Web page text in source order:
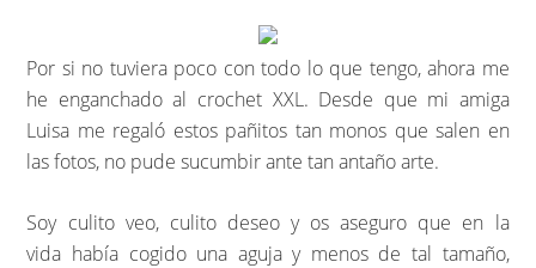
Por si no tuviera poco con todo lo que tengo, ahora me
he enganchado al crochet XXL. Desde que mi amiga
Luisa me regaló estos pañitos tan monos que salen en
las fotos, no pude sucumbir ante tan antaño arte.
Soy culito veo, culito deseo y os aseguro que en la
vida había cogido una aguja y menos de tal tamaño,